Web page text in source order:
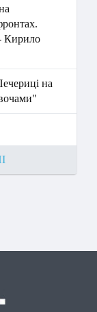
Кирило
на